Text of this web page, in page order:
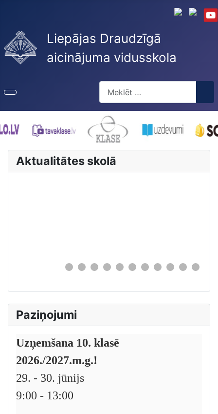
Liepājas Draudzīgā
aicinājuma vidusskola
Type 2 or more characters for
Aktualitātes skolā
Paziņojumi
Uzņemšana 10. klasē
2026./2027.m.g.!
29. - 30. jūnijs
9:00 - 13:00